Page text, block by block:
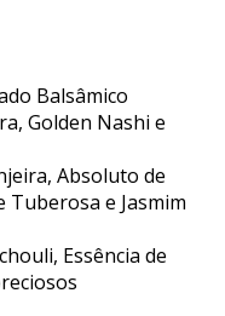
Balsâmico
Golden Nashi e
Absoluto de
Tuberosa e Jasmim
Essência de